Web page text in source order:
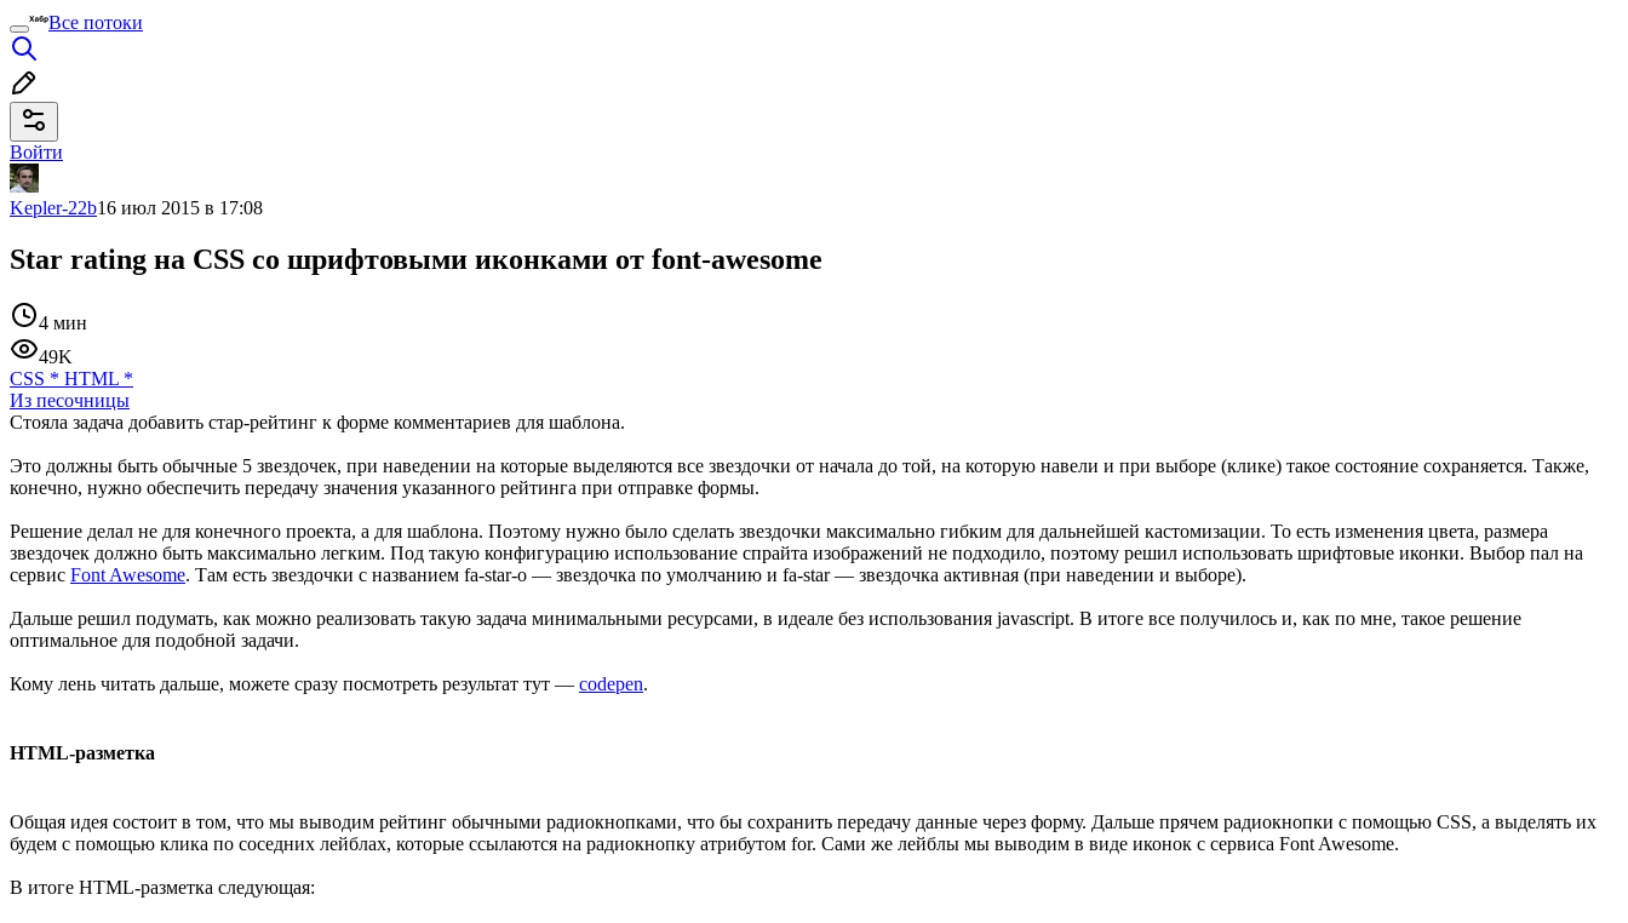
Все потоки
Войти
Kepler-22b16 июл 2015 в 17:08
Star rating на CSS со шрифтовыми иконками от font-awesome
4 мин
49K
CSS * HTML *
Из песочницы
Стояла задача добавить стар-рейтинг к форме комментариев для шаблона.
Это должны быть обычные 5 звездочек, при наведении на которые выделяются все звездочки от начала до той, на которую навели и при выборе (клике) такое состояние сохраняется. Также,
конечно, нужно обеспечить передачу значения указанного рейтинга при отправке формы.
Решение делал не для конечного проекта, а для шаблона. Поэтому нужно было сделать звездочки максимально гибким для дальнейшей кастомизации. То есть изменения цвета, размера
звездочек должно быть максимально легким. Под такую конфигурацию использование спрайта изображений не подходило, поэтому решил использовать шрифтовые иконки. Выбор пал на
сервис Font Awesome. Там есть звездочки с названием fa-star-o — звездочка по умолчанию и fa-star — звездочка активная (при наведении и выборе).
Дальше решил подумать, как можно реализовать такую задача минимальными ресурсами, в идеале без использования javascript. В итоге все получилось и, как по мне, такое решение
оптимальное для подобной задачи.
Кому лень читать дальше, можете сразу посмотреть результат тут — codepen.
HTML-разметка
Общая идея состоит в том, что мы выводим рейтинг обычными радиокнопками, что бы сохранить передачу данные через форму. Дальше прячем радиокнопки с помощью CSS, а выделять их
будем с помощью клика по соседних лейблах, которые ссылаются на радиокнопку атрибутом for. Сами же лейблы мы выводим в виде иконок с сервиса Font Awesome.
В итоге HTML-разметка следующая: